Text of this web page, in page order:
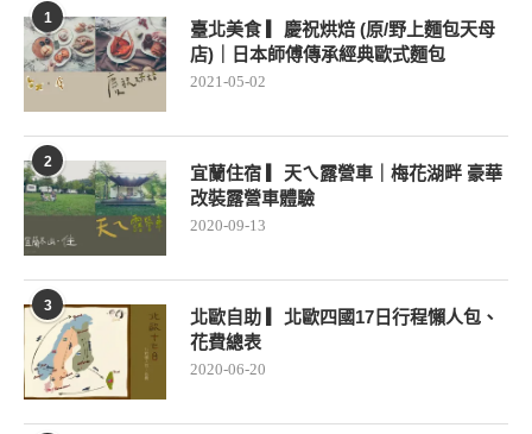
1
臺北美食 ▎慶祝烘焙 (原/野上麵包天母
店)｜日本師傅傳承經典歐式麵包
2021-05-02
2
宜蘭住宿 ▎天ㄟ露營車｜梅花湖畔 豪華
改裝露營車體驗
2020-09-13
3
北歐自助 ▎北歐四國17日行程懶人包、
花費總表
2020-06-20